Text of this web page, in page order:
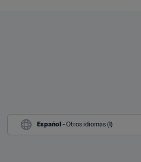
Español - Otros idiomas (1)